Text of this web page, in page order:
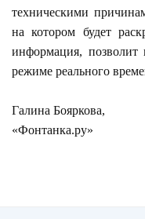
техническими
на котором будет
информация, позволит
режиме реального
Галина Бояркова,
«Фонтанка.ру»